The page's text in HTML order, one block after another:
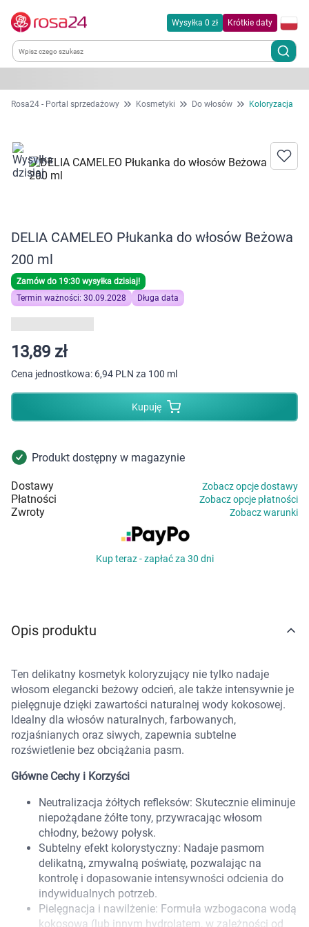
Korzystamy z plików cookies w celu
Wysyłka 0 zł Krótkie daty
Kategorie
Dla zwierząt
Zdrowie
Kobieta w ciąży i mama
Dziecko
Higiena
Kosmetyki
Mężczyzna
Zdrowy styl życia
Zabawki
Marki
Rosa24 - Portal sprzedażowy Kosmetyki Do włosów Koloryzacja
DELIA CAMELEO Płukanka do włosów Beżowa
200 ml
Zamów do 19:30 wysyłka dzisiaj!
Termin ważności: 30.09.2028
Długa data
13,89 zł
Cena jednostkowa: 6,94 PLN za 100 ml
Kupuję
Produkt dostępny w magazynie
Dostawy Zobacz opcje dostawy
Płatności Zobacz opcje płatności
Zwroty Zobacz warunki
Kup teraz - zapłać za 30 dni
Opis produktu
Ten delikatny kosmetyk koloryzujący nie tylko nadaje
włosom elegancki beżowy odcień, ale także intensywnie je
pielęgnuje dzięki zawartości naturalnej wody kokosowej.
Idealny dla włosów naturalnych, farbowanych,
rozjaśnianych oraz siwych, zapewnia subtelne
rozświetlenie bez obciążania pasm.
Główne Cechy i Korzyści
Neutralizacja żółtych refleksów: Skutecznie eliminuje
niepożądane żółte tony, przywracając włosom
chłodny, beżowy połysk.
Subtelny efekt kolorystyczny: Nadaje pasmom
delikatną, zmywalną poświatę, pozwalając na
kontrolę i dopasowanie intensywności odcienia do
indywidualnych potrzeb.
Pielęgnacja i nawilżenie: Formuła wzbogacona wodą
kokosową (lub innym hydrolatem, w zależności od